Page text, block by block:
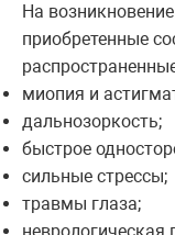
На
приобретенные
миопия и
дальнозоркость;
быстрое
сильные стрессы;
травмы глаза;